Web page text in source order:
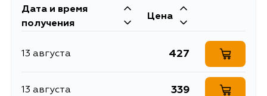
15 августа 812
17 августа 812
24 августа 812
Дата и время
получения
Цена
13 августа 427
13 августа 339